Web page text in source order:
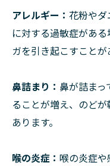
アレルギー： 花粉や
に対する過敏症があ
ガを引き起こすことが
鼻詰まり： 鼻が詰ま
ることが増え、のど
あります。
喉の炎症： 喉の炎症